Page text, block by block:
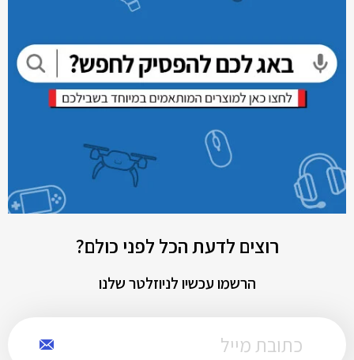
רוצים לדעת הכל לפני כולם?
הרשמו עכשיו לניוזלטר שלנו